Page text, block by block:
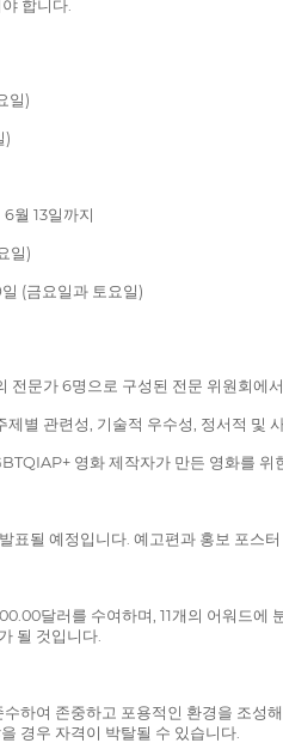
합니다.
일)
)
월 13일까지
일)
(금요일과 토요일)
전문가 6명으로 구성된 전문 위원회에
별 관련성, 기술적 우수성, 정서적 및
영화 제작자가 만든 영화를
표될 예정입니다. 예고편과 홍보 포스
달러를 수여하며, 11개의 어워드
될 것입니다.
하여 존중하고 포용적인 환경을 조성
경우 자격이 박탈될 수 있습니다.